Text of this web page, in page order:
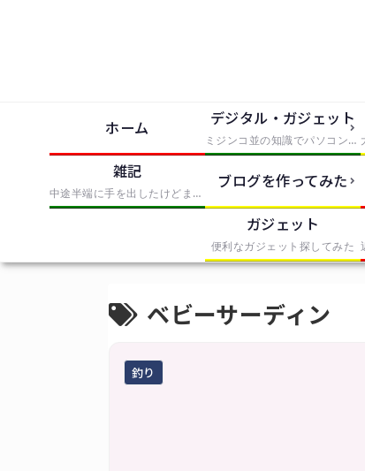
ホーム デジタル・ガジェット
ミジンコ並の知識でパソコンとかソフトとか使っただけでIT風の記事にまとめたもの
雑記
中途半端に手を出したけどまとめきれなかったものを無理やりまとめたもの
ブログを作ってみた
ガジェット
便利なガジェット探してみた
ベビーサーディン
釣り